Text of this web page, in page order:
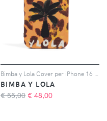
BIMBA Y LOLA
€ 55,00 € 48,00